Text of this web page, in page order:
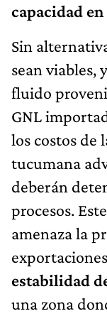
capacidad
Sin
sean viables,
fluido
GNL
los costos de
tucumana
deberán
procesos.
amenaza la
estabilidad
una zona